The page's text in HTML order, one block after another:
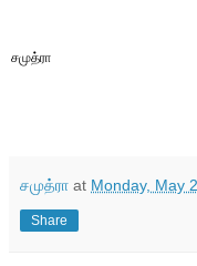
சமுத்ரா
சமுத்ரா at Monday, May
Share